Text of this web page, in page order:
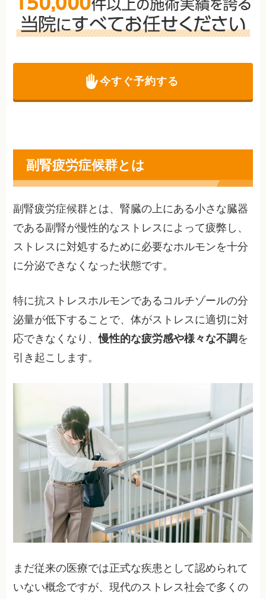
今すぐ予約する
副腎疲労症候群とは
副腎疲労症候群とは、腎臓の上にある小さな臓器
である副腎が慢性的なストレスによって疲弊し、
ストレスに対処するために必要なホルモンを十分
に分泌できなくなった状態です。
特に抗ストレスホルモンであるコルチゾールの分
泌量が低下することで、体がストレスに適切に対
応できなくなり、慢性的な疲労感や様々な不調 を
引き起こします。
まだ従来の医療では正式な疾患として認められて
いない概念ですが、現代のストレス社会で多くの